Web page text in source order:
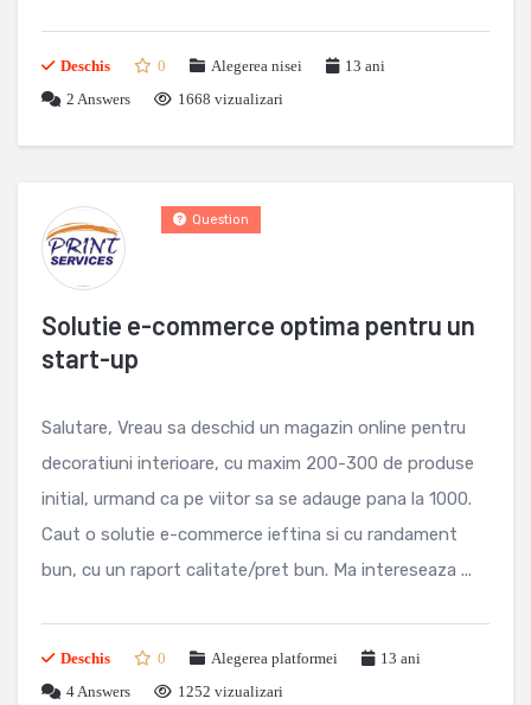
Deschis 0 Alegerea nisei
13 ani
2 Answers 1668 vizualizari
Solutie e-commerce optima pentru un
start-up
Question
Salutare, Vreau sa deschid un magazin online pentru
decoratiuni interioare, cu maxim 200-300 de produse
initial, urmand ca pe viitor sa se adauge pana la 1000.
Caut o solutie e-commerce ieftina si cu randament
bun, cu un raport calitate/pret bun. Ma intereseaza ...
Deschis 0 Alegerea platformei
13 ani
4Answers 1252 vizualizari